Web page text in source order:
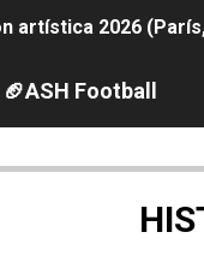
artística 2026
una semana
5
2026 (París,
🏈ASH Football